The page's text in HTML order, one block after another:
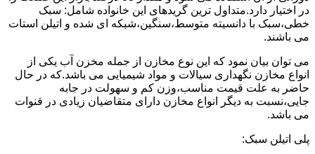
در اختیار دارد.متداول ترین گریدهای این خانواده شامل: سبک
خطی،سبک با دانسیته متوسط،سنگین،شبکه ای شده و اتیلن استات
می باشند.
می توان بیان نمود که این نوع مخازن از جمله مخزن آب یکی از
انواع مخازن نگهداری سیالات و مواد شیمیایی می باشد.که در حال
حاضر به علت قیمت مناسب،وزن کم و سهولت در جابه
جایی،نسبت به دیگر انواع مخازن دارای متقاضیان زیادی در قنوات
می باشد.
پلی اتیلن سبک: